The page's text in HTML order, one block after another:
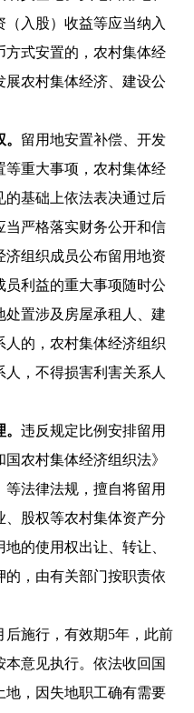
入股）收益等应当纳入
方式安置的，农村集体经
展农村集体经济、建设公
留用地安置补偿、开发
等重大事项，农村集体经
的基础上依法表决通过后
当严格落实财务公开和信
济组织成员公布留用地资
员利益的重大事项随时公
置涉及房屋承租人、建
的，农村集体经济组织
，不得损害利害关系人
。违反规定比例安排留用
农村集体经济组织法》
等法律法规，擅自将留用
股权等农村集体资产分
的使用权出让、转让、
的，由有关部门按职责依
施行，有效期5年，此前
意见执行。依法收回国
地，因失地职工确有需要